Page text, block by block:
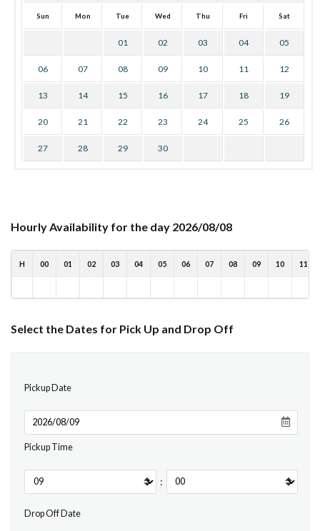
Sun Mon Tue Wed Thu Fri Sat
01 02 03 04 05
06 07 08 09 10 11 12
13 14 15 16 17 18 19
20 21 22 23 24 25 26
27 28 29 30
Hourly Availability for the day 2026/08/08
H 00 01 02 03 04 05 06 07 08 09 10 11
Select the Dates for Pick Up and Drop Off
Pickup Date
Pickup Time
:
Drop Off Date